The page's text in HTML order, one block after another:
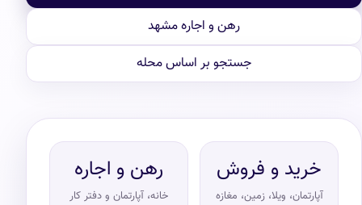
رهن و اجاره مشهد
جستجو بر اساس محله
خرید و فروش
آپارتمان، ویلا، زمین، مغازه
رهن و اجاره
خانه، آپارتمان و دفتر کار